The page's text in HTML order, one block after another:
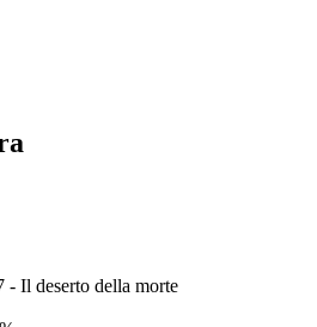
Il deserto della morte